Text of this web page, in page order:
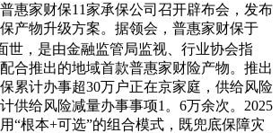
家财保11家承保公司召开辟布会，发布
产物升级方案。据领会，普惠家财保于
世，是由金融监管局监视、行业协会指
合推出的地域首款普惠家财险产物。推出
累计办事超30万户正在京家庭，供给风险
供给风险减量办事事项1。6万余次。2025
“根本+可选”的组合模式，既兜底保障灾